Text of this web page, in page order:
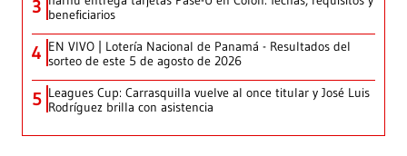
3 beneficiarios
4 EN VIVO | Lotería Nacional de Panamá - Resultados del
sorteo de este 5 de agosto de 2026
5 Leagues Cup: Carrasquilla vuelve al once titular y José Luis
Rodríguez brilla con asistencia